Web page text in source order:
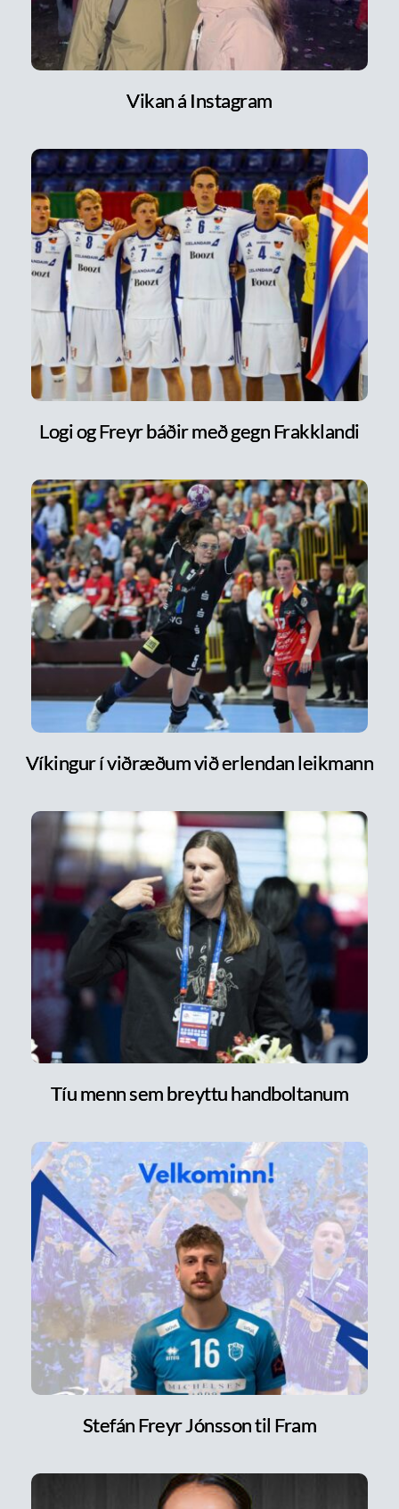
Vikan á Instagram
Logi og Freyr báðir með gegn Frakklandi
Víkingur í viðræðum við erlendan leikmann
Tíu menn sem breyttu handboltanum
Stefán Freyr Jónsson til Fram